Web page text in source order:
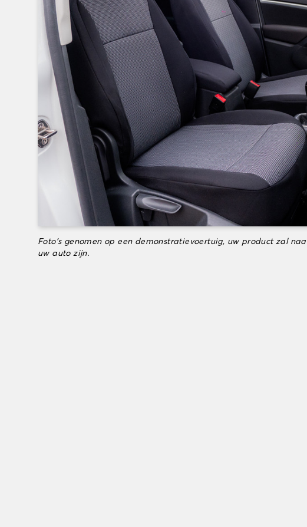
Foto's genomen op een demonstratievoertuig, uw product zal
uw auto zijn.